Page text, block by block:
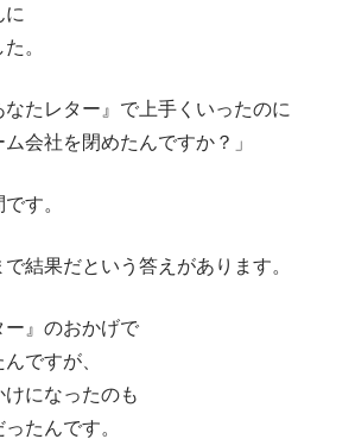
に
。
なたレター』で上手くいったのに
会社を閉めたんですか？」
す。
結果だという答えがあります。
』のおかげで
ですが、
になったのも
たんです。